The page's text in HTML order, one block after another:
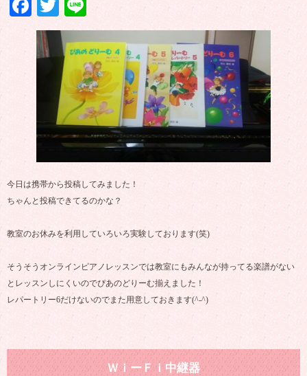
Facebook
Twitter
今日は携帯から投稿してみました！
ちゃんと投稿できてるのかな？
教室のお休みを利用していろいろ実験しております(笑)
そうそうオンラインピアノレッスンでは教室にもみんなが持ってる楽譜がない
とレッスンしにくいのでぴあのどりーむ揃えました！
レパートリー6だけないのでまた用意しておきます(^-^)
ＷｉーＦｉ中継器